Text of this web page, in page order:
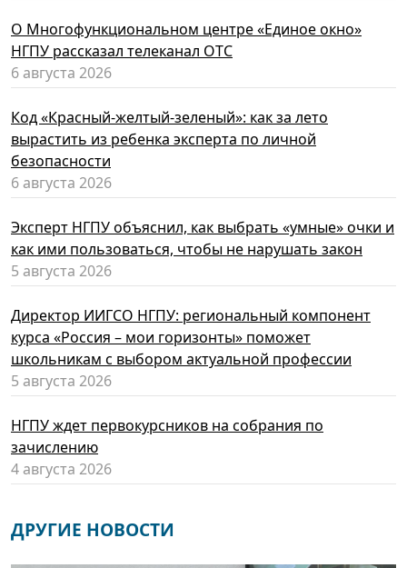
О Многофункциональном центре «Единое окно»
НГПУ рассказал телеканал ОТС
6 августа 2026
Код «Красный-желтый-зеленый»: как за лето
вырастить из ребенка эксперта по личной
безопасности
6 августа 2026
Эксперт НГПУ объяснил, как выбрать «умные» очки и
как ими пользоваться, чтобы не нарушать закон
5 августа 2026
Директор ИИГСО НГПУ: региональный компонент
курса «Россия – мои горизонты» поможет
школьникам с выбором актуальной профессии
5 августа 2026
НГПУ ждет первокурсников на собрания по
зачислению
4 августа 2026
ДРУГИЕ НОВОСТИ